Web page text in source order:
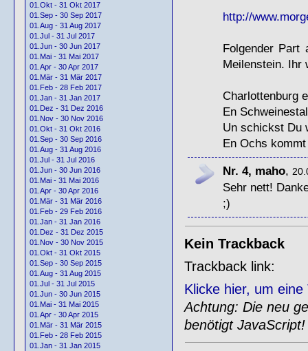
01.Okt - 31 Okt 2017
01.Sep - 30 Sep 2017
01.Aug - 31 Aug 2017
01.Jul - 31 Jul 2017
01.Jun - 30 Jun 2017
01.Mai - 31 Mai 2017
01.Apr - 30 Apr 2017
01.Mär - 31 Mär 2017
01.Feb - 28 Feb 2017
01.Jan - 31 Jan 2017
01.Dez - 31 Dez 2016
01.Nov - 30 Nov 2016
01.Okt - 31 Okt 2016
01.Sep - 30 Sep 2016
01.Aug - 31 Aug 2016
01.Jul - 31 Jul 2016
01.Jun - 30 Jun 2016
01.Mai - 31 Mai 2016
01.Apr - 30 Apr 2016
01.Mär - 31 Mär 2016
01.Feb - 29 Feb 2016
01.Jan - 31 Jan 2016
01.Dez - 31 Dez 2015
01.Nov - 30 Nov 2015
01.Okt - 31 Okt 2015
01.Sep - 30 Sep 2015
01.Aug - 31 Aug 2015
01.Jul - 31 Jul 2015
01.Jun - 30 Jun 2015
01.Mai - 31 Mai 2015
01.Apr - 30 Apr 2015
01.Mär - 31 Mär 2015
01.Feb - 28 Feb 2015
01.Jan - 31 Jan 2015
http://
Folgender Part
Meilenstein. Ihr
Charlottenburg
En
Un schickst Du
En Ochs
Nr. 4, maho,
Sehr nett!
;)
Kein Trackback
Trackback link:
Klicke hier, um
Achtung: Die neu
benötigt JavaScript!